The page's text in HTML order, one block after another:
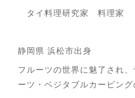
タイ料理研究家 料理家
静岡県 浜松市出身
フルーツの世界に魅了され
ーツ・ベジタブルカービング